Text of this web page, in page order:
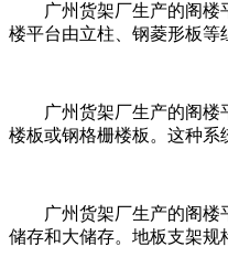
广州货架厂生产的阁楼平
楼平台由立柱、钢菱形板等
广州货架厂生产的阁楼平
楼板或钢格栅楼板。这种系
广州货架厂生产的阁楼平
储存和大储存。地板支架规